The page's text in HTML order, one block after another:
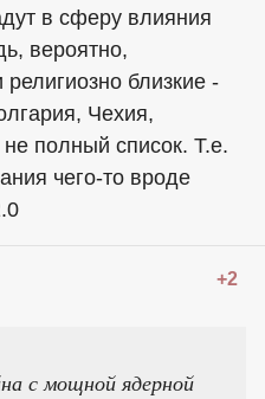
в сферу влияния
вероятно,
религиозно близкие -
Чехия,
полный список. Т.е.
чего-то вроде
+2
с мощной ядерной